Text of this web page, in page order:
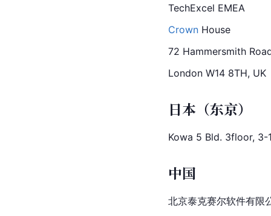
TechExcel EMEA
Crown House
72 Hammersmith
London W14 8TH, UK
日本（东京）
Kowa 5 Bld. 3floor, 3-
中国
北京泰克赛尔软件有限